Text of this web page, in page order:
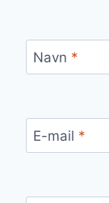
Navn *
E-mail *